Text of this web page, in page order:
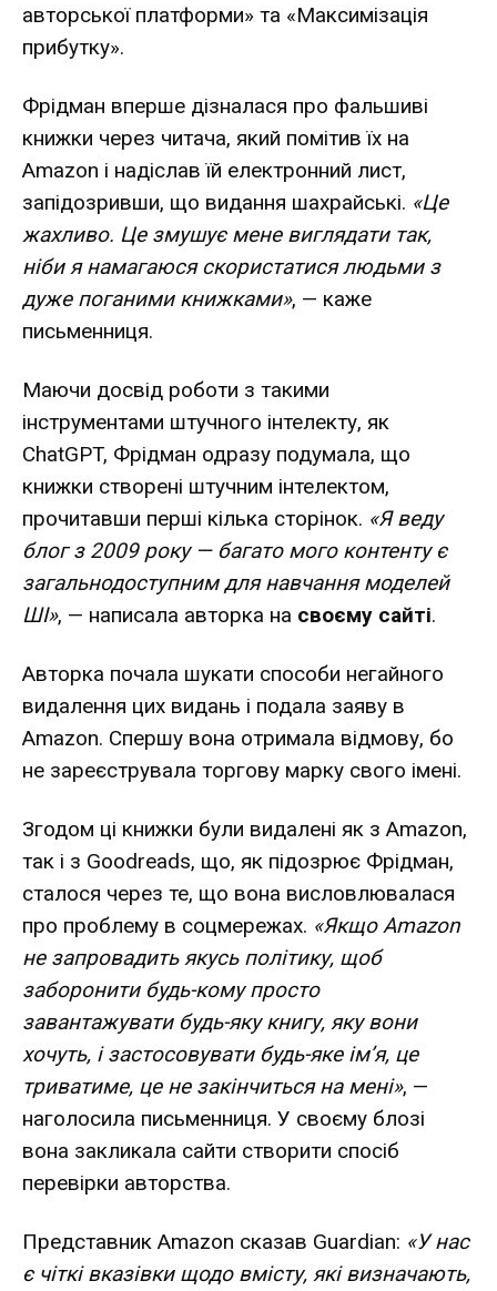
авторської платформи» та «Максимізація
прибутку».
Фрідман вперше дізналася про фальшиві
книжки через читача, який помітив їх на
Amazon і надіслав їй електронний лист,
запідозривши, що видання шахрайські. «Це
жахливо. Це змушує мене виглядати так,
ніби я намагаюся скористатися людьми з
дуже поганими книжками», — каже
письменниця.
Маючи досвід роботи з такими
інструментами штучного інтелекту, як
ChatGPT, Фрідман одразу подумала, що
книжки створені штучним інтелектом,
прочитавши перші кілька сторінок. «Я веду
блог з 2009 року — багато мого контенту є
загальнодоступним для навчання моделей
ШІ», — написала авторка на своєму сайті.
Авторка почала шукати способи негайного
видалення цих видань і подала заяву в
Amazon. Спершу вона отримала відмову, бо
не зареєструвала торгову марку свого імені.
Згодом ці книжки були видалені як з Amazon,
так і з Goodreads, що, як підозрює Фрідман,
сталося через те, що вона висловлювалася
про проблему в соцмережах. «Якщо Amazon
не запровадить якусь політику, щоб
заборонити будь-кому просто
завантажувати будь-яку книгу, яку вони
хочуть, і застосовувати будь-яке ім’я, це
триватиме, це не закінчиться на мені», —
наголосила письменниця. У своєму блозі
вона закликала сайти створити спосіб
перевірки авторства.
Представник Amazon сказав Guardian: «У нас
є чіткі вказівки щодо вмісту, які визначають,